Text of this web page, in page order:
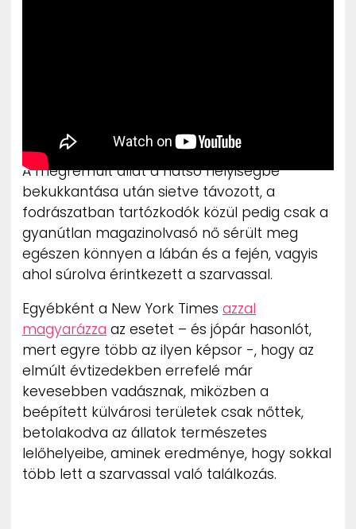
A megrémült állat a hátsó helyiségbe
bekukkantása után sietve távozott, a
fodrászatban tartózkodók közül pedig csak a
gyanútlan magazinolvasó nő sérült meg
egészen könnyen a lábán és a fején, vagyis
ahol súrolva érintkezett a szarvassal.
Egyébként a New York Times azzal
magyarázza az esetet – és jópár hasonlót,
mert egyre több az ilyen képsor -, hogy az
elmúlt évtizedekben errefelé már
kevesebben vadásznak, miközben a
beépített külvárosi területek csak nőttek,
betolakodva az állatok természetes
lelőhelyeibe, aminek eredménye, hogy sokkal
több lett a szarvassal való találkozás.